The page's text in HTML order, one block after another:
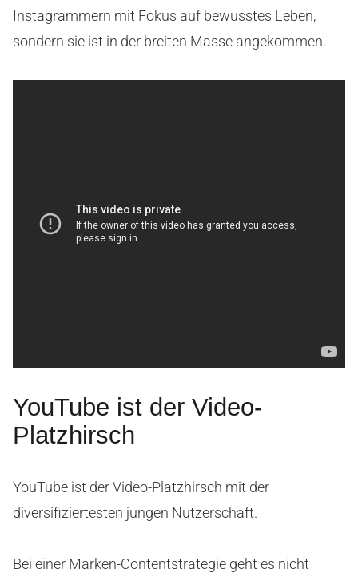
Instagrammern mit Fokus auf bewusstes Leben,
sondern sie ist in der breiten Masse angekommen.
YouTube ist der Video-
Platzhirsch
YouTube ist der Video-Platzhirsch mit der
diversifiziertesten jungen Nutzerschaft.
Bei einer Marken-Contentstrategie geht es nicht